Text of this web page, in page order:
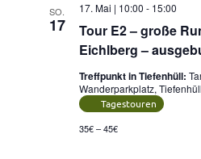
SO.
17
Tour E2 – große
Eichlberg –
17. Mai | 10:00 - 15:00
Treffpunkt in Tiefenhüll:
Wanderparkplatz,
Tagestouren
35€ – 45€